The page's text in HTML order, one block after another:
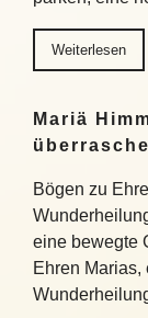
Weiterlesen
Mariä
Bögen zu
eine bewegte
Ehren Marias,